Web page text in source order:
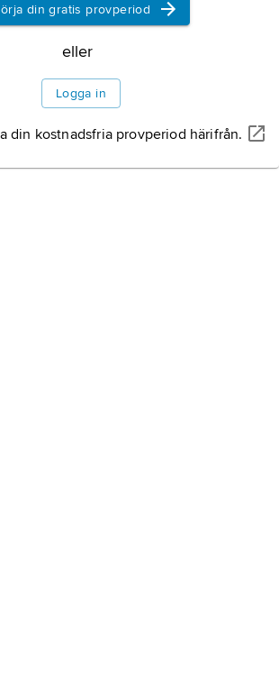
din gratis provperiod
eller
Logga in
din kostnadsfria provperiod härifrån.